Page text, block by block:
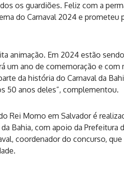
os guardiões. Feliz com a
do Carnaval 2024 e prometeu
animação. Em 2024 estão sendo
um ano de comemoração e com
da história do Carnaval da
50 anos deles”, complementou.
Rei Momo em Salvador é
Bahia, com apoio da Prefeitura
coordenador do concurso, que